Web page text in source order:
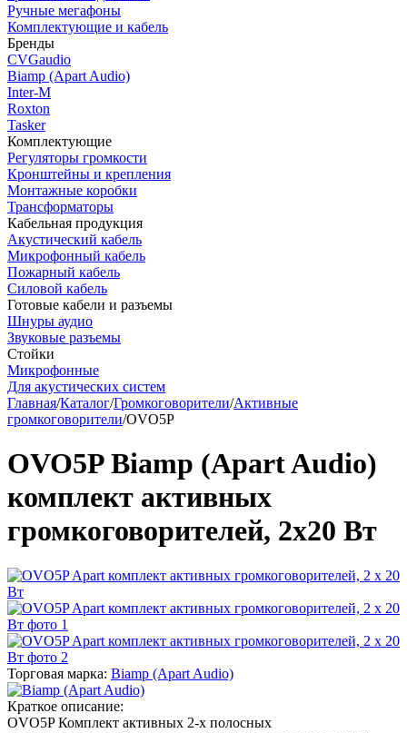
Ручные мегафоны
Комплектующие и кабель
Бренды
CVGaudio
Biamp (Apart Audio)
Inter-M
Roxton
Tasker
Комплектующие
Регуляторы громкости
Кронштейны и крепления
Монтажные коробки
Трансформаторы
Кабельная продукция
Акустический кабель
Микрофонный кабель
Пожарный кабель
Силовой кабель
Готовые кабели и разъемы
Шнуры аудио
Звуковые разъемы
Стойки
Микрофонные
Для акустических систем
Главная/Каталог/Громкоговорители/Активные
громкоговорители/OVO5P
OVO5P Biamp (Apart Audio)
комплект активных
громкоговорителей, 2х20 Вт
Торговая марка: Biamp (Apart Audio)
Краткое описание:
OVO5P Комплект активных 2-х полосных